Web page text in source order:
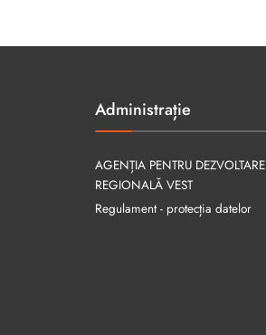
Administrație
AGENȚIA PENTRU DEZVOLTARE
REGIONALĂ VEST
Regulament - protecția datelor